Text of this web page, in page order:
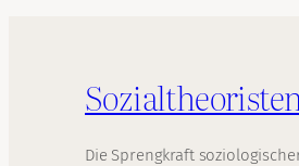
Die Sprengkraft